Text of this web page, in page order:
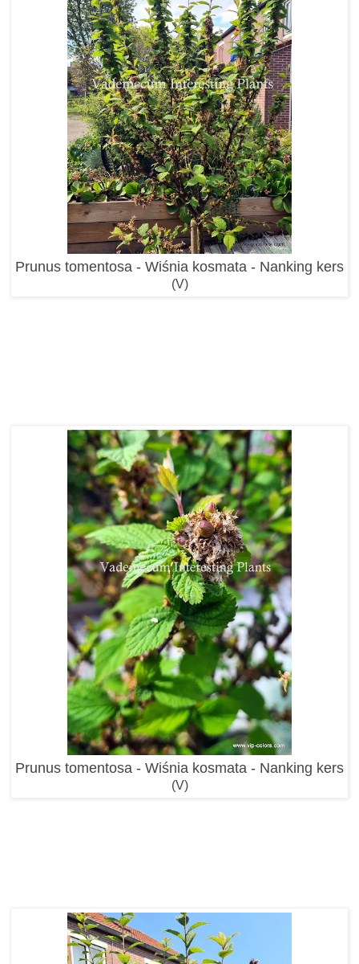
Prunus tomentosa - Wiśnia kosmata - Nanking kers
(V)
Prunus tomentosa - Wiśnia kosmata - Nanking kers
(V)